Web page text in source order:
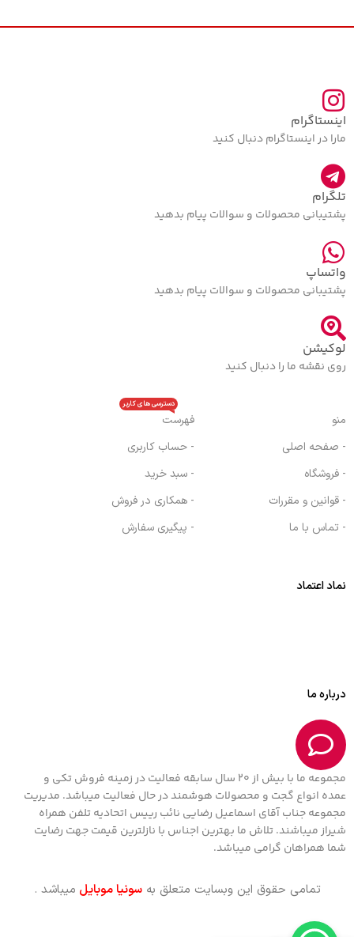
اینستاگرام
مارا در اینستاگرام دنبال کنید
تلگرام
پشتیبانی محصولات و سوالات پیام بدهید
واتساپ
پشتیبانی محصولات و سوالات پیام بدهید
لوکیشن
روی نقشه ما را دنبال کنید
منو
- صفحه اصلی
- فروشگاه
- قوانین و مقررات
- تماس با ما
فهرست
دسترسی های کاربر
- حساب کاربری
- سبد خرید
- همکاری در فروش
- پیگیری سفارش
نماد اعتماد
درباره ما
مجموعه ما با بیش از 20 سال سابقه فعالیت در زمینه فروش تکی و
عمده انواع گجت و محصولات هوشمند در حال فعالیت میباشد. مدیریت
مجموعه جناب آقای اسماعیل رضایی نائب رییس اتحادیه تلفن همراه
شیراز میباشند. تلاش ما بهترین اجناس با نازلترین قیمت جهت رضایت
شما همراهان گرامی میباشد.
تمامی حقوق این وبسایت متعلق بهسونیا موبایل میباشد .